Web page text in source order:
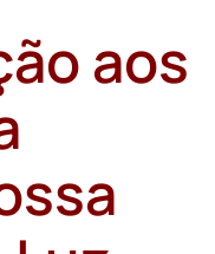
aos